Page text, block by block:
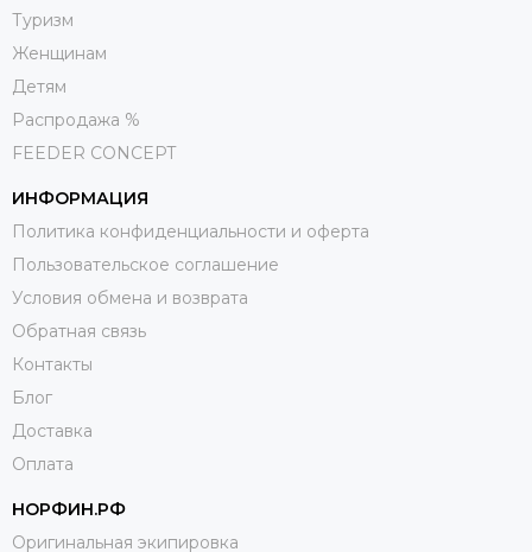
Туризм
Женщинам
Детям
Распродажа %
FEEDER CONCEPT
ИНФОРМАЦИЯ
Политика конфиденциальности и оферта
Пользовательское соглашение
Условия обмена и возврата
Обратная связь
Контакты
Блог
Доставка
Оплата
НОРФИН.РФ
Оригинальная экипировка